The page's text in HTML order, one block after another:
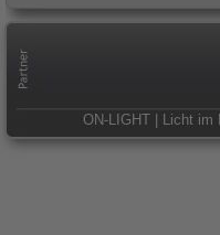
ON-LIGHT | Licht im